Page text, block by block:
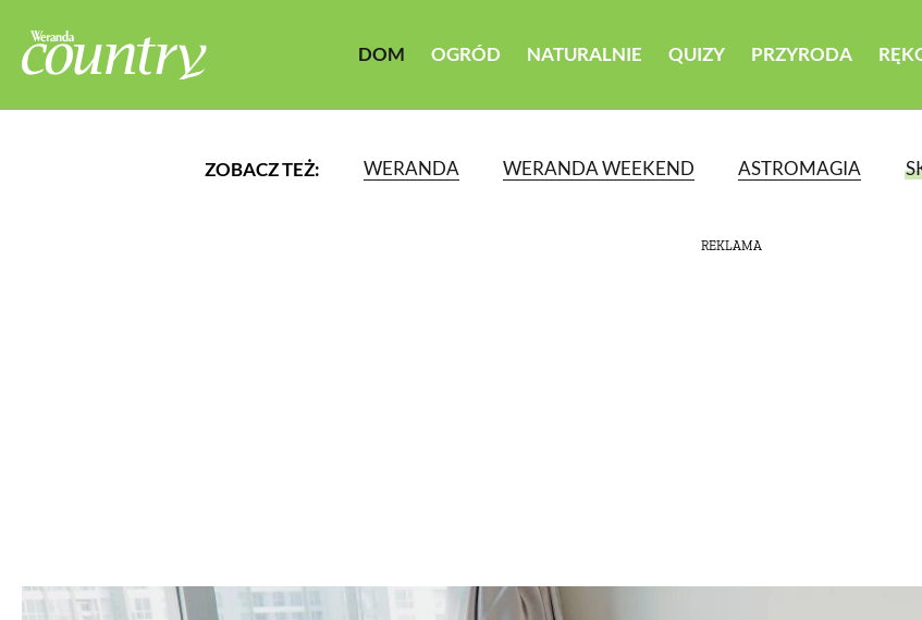
DOM OGRÓD NATURALNIE QUIZY PRZYRODA
ZOBACZ TEŻ: WERANDA WERANDA WEEKEND ASTROMAGIA
REKLAMA
OGRÓD WARZYWA I OWOCE ROŚLINY OGRODOWE